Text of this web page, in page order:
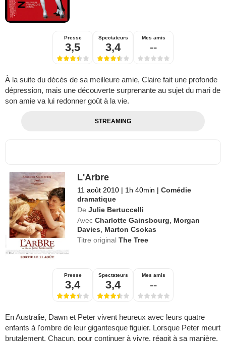
Presse
3,5
Spectateurs
3,4
Mes amis
--
À la suite du décès de sa meilleure amie, Claire fait une profonde
dépression, mais une découverte surprenante au sujet du mari de
son amie va lui redonner goût à la vie.
STREAMING
L'Arbre
11 août 2010 | 1h 40min | Comédie
dramatique
De Julie Bertuccelli
Avec Charlotte Gainsbourg
Morgan
Davies
Marton Csokas
Titre originalThe Tree
Presse
3,4
Spectateurs
3,4
Mes amis
--
En Australie, Dawn et Peter vivent heureux avec leurs quatre
enfants à l'ombre de leur gigantesque figuier. Lorsque Peter meurt
brutalement. Chacun, pour continuer à vivre, réagit à sa manière.